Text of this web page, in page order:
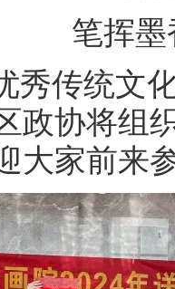
笔挥
秀传统文
政协将组
大家前来